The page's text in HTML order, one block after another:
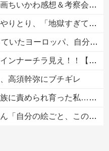
平和的解決RTA！なんか道徳の授業みたい他
コントになってる……」と衝撃を受ける人が続出中
われると為すすべべもなくダメージを受けてしまい……
ラ見え！！【GIF動画あり】
高須幹弥にブチギレ
急搬送された結果→会社の人たちから叩きつけられた「衝撃の事実」に絶句
このジャンルはそろそろ終わりかな」